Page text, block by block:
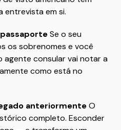
entrevista em si.
Se o seu
os sobrenomes e você
agente consular vai notar a
como está no
anteriormenteO
completo. Esconder